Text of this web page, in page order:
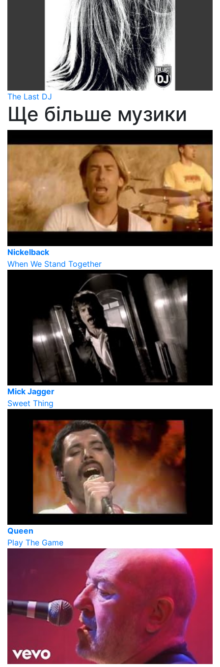
The Last DJ
Ще більше музики
Nickelback
When We Stand Together
Mick Jagger
Sweet Thing
Queen
Play The Game